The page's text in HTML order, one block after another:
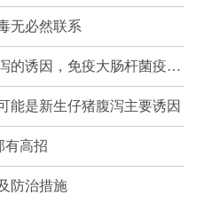
无必然联系
母猪健康问题是新生仔猪腹泻的诱因，免疫大肠杆菌疫苗可有效降低其发病率和死亡率
能是新生仔猪腹泻主要诱因
有高招
防治措施